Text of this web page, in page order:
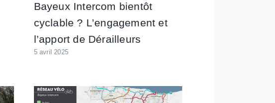
Bayeux Intercom bientôt
cyclable ? L’engagement et
l’apport de Dérailleurs
5 avril 2025